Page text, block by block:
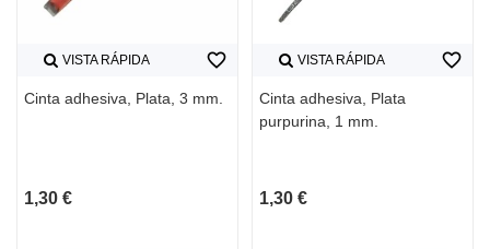
VISTA RÁPIDA
Cinta adhesiva, Plata, 3 mm.
1,30 €
favorite_border VISTA RÁPIDA
Cinta adhesiva, Plata
purpurina, 1 mm.
1,30 €
favorite_border